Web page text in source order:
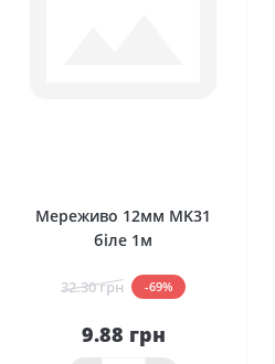
Мереживо 12мм MK31
біле 1м
32.30 грн -69%
9.88 грн